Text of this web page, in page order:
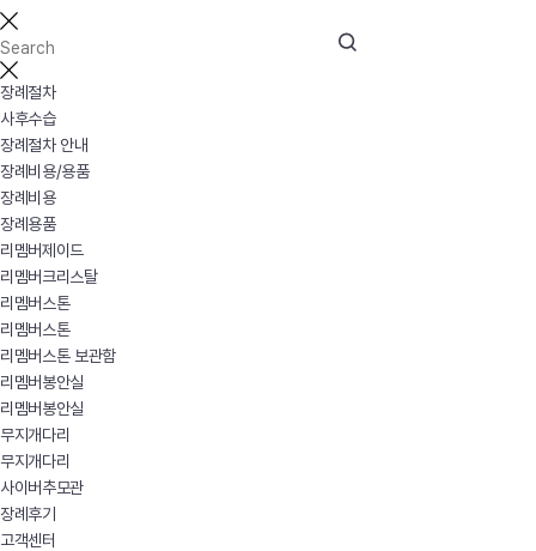
장례절차
사후수습
장례절차 안내
장례비용/용품
장례비용
장례용품
리멤버제이드
리멤버크리스탈
리멤버스톤
리멤버스톤
리멤버스톤 보관함
리멤버봉안실
리멤버봉안실
무지개다리
무지개다리
사이버추모관
장례후기
고객센터